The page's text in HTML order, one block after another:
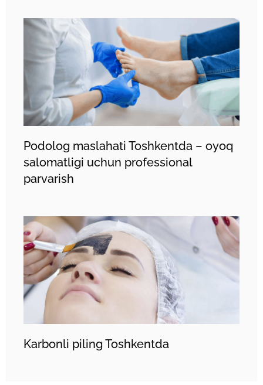
Podolog maslahati Toshkentda – oyoq
salomatligi uchun professional
parvarish
Karbonli piling Toshkentda